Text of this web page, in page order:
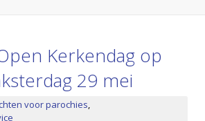
Kerkendag op
29 mei
voor parochies,